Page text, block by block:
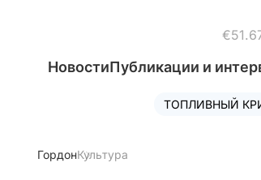
НовостиПубликации и
ТОПЛИВНЫЙ
ГордонКультура